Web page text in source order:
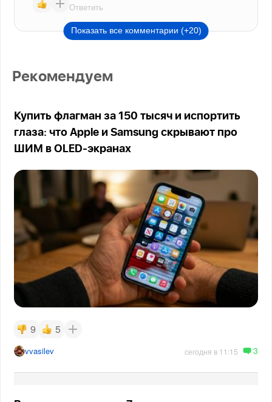
Ответить
Показать все комментарии (+20)
Рекомендуем
Купить флагман за 150 тысяч и испортить
глаза: что Apple и Samsung скрывают про
ШИМ в OLED-экранах
9 5
vvasilev сегодня в 11:15 3